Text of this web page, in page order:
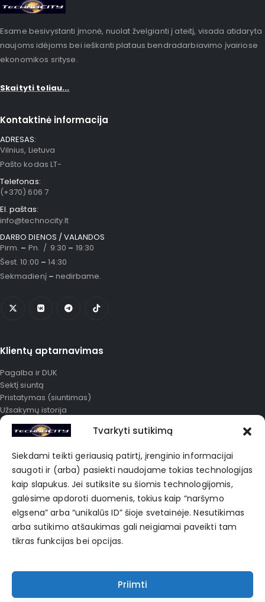
Tvarkyti sutikimą
Siekdami teikti geriausią patirtį, įrenginio informacijai
saugoti ir (arba) pasiekti naudojame tokias technologijas
kaip slapukus. Jei sutiksite su šiomis technologijomis,
galėsime apdoroti duomenis, tokius kaip “naršymo
elgsena” arba “unikalūs ID” šioje svetainėje. Nesutikimas
arba sutikimo atšaukimas gali neigiamai paveikti tam
tikras funkcijas bei opcijas.
Priimti
Esame besivystanti įmonė, nuolat žvelgianti į ateitį, visada atidaryta
naujoms idėjoms bei ieškanti plataus bendradarbiavimo įvairiose
ekonomikos srityse.
Skaityti toliau...
Kontaktinė informacija
ADRESAS:
Vilnius, Lietuva
Pašto kodas LT-
Telefonas:
(+370) 606 7
El. paštas:
info@technocity.lt
DARBO DIENOS / VALANDOS
Pirm. – Pn. / 9:30 – 19:30
Šest. 10:00 – 14:30
Sekmadienį – nedirbame.
Klientų aptarnavimas
Pagalba ir DUK
Sektį siuntą
Pristatymas (siuntimas)
Užsakymų istorija
Išplėstinė paieška
Mano paskyra
Apie mus
Korporatyvinė prekyba
Privatumo politika
POPULIARIAUSIOS ŽYMĖS
Bag Black Blue Clothes Fashion